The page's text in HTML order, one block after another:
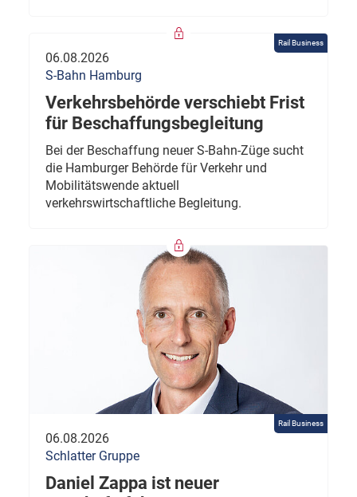
Rail Business
06.08.2026
S-Bahn Hamburg
Verkehrsbehörde verschiebt Frist
für Beschaffungsbegleitung
Bei der Beschaffung neuer S-Bahn-Züge sucht
die Hamburger Behörde für Verkehr und
Mobilitätswende aktuell
verkehrswirtschaftliche Begleitung.
Rail Business
06.08.2026
Schlatter Gruppe
Daniel Zappa ist neuer